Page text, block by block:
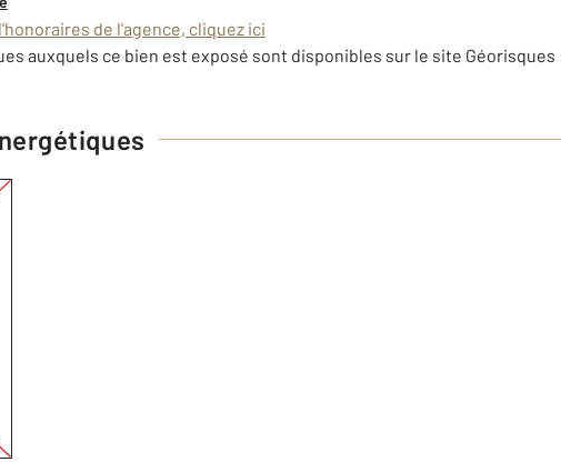
de l'agence, cliquez ici
auxquels ce bien est exposé sont disponibles sur le site